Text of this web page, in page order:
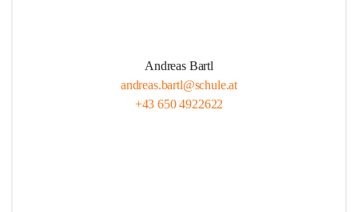
Andreas Bartl
andreas.bartl@schule.at
+43 650 4922622